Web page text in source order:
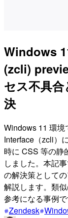
Windows
(zcli)
セス不具
決
Windows 11 環
Interface（zcli）
時に CSS 等の静
しました。本記
の解決策として
解説します。類
参考になる事例で
Zendesk